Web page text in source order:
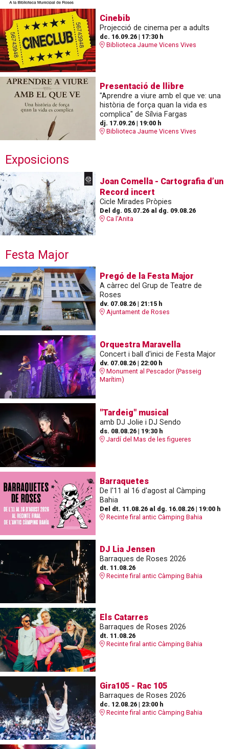
Cinebib
Projecció de cinema per a adults
dc. 16.09.26| 17:30 h
Biblioteca Jaume Vicens Vives
Presentació de llibre
"Aprendre a viure amb el que ve: una
història de força quan la vida es
complica" de Sílvia Fargas
dj. 17.09.26| 19:00 h
Biblioteca Jaume Vicens Vives
Exposicions
Joan Comella - Cartografia d’un
Record incert
Cicle Mirades Pròpies
Del dg. 05.07.26al dg. 09.08.26
Ca l'Anita
Festa Major
Pregó de la Festa Major
A càrrec del Grup de Teatre de
Roses
dv. 07.08.26| 21:15 h
Ajuntament de Roses
Orquestra Maravella
Concert i ball d'inici de Festa Major
dv. 07.08.26| 22:00 h
Monument al Pescador (Passeig
Marítim)
"Tardeig" musical
amb DJ Jolie i DJ Sendo
ds. 08.08.26| 19:30 h
Jardí del Mas de les figueres
Barraquetes
De l'11 al 16 d'agost al Càmping
Bahia
Del dt. 11.08.26al dg. 16.08.26| 19:00 h
Recinte firal antic Càmping Bahia
DJ Lia Jensen
Barraques de Roses 2026
dt. 11.08.26
Recinte firal antic Càmping Bahia
Els Catarres
Barraques de Roses 2026
dt. 11.08.26
Recinte firal antic Càmping Bahia
Gira105 - Rac 105
Barraques de Roses 2026
dc. 12.08.26| 23:00 h
Recinte firal antic Càmping Bahia